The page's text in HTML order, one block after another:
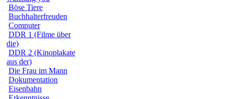
Böse Tiere
Buchhalterfreuden
Computer
DDR 1 (Filme über
die)
DDR 2 (Kinoplakate
aus der)
Die Frau im Mann
Dokumentation
Eisenbahn